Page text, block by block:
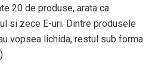
20 de produse, arata ca
si zece E-uri. Dintre produsele
vopsea lichida, restul sub forma